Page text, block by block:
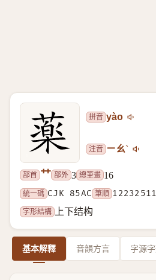
拼音 yào
注音 ㄧㄠˋ
部首 艹 部外 3 總筆畫 16
統一碼 CJK 85AC 筆順
字形結構
上下结构
基本解釋 音韻方言 字源